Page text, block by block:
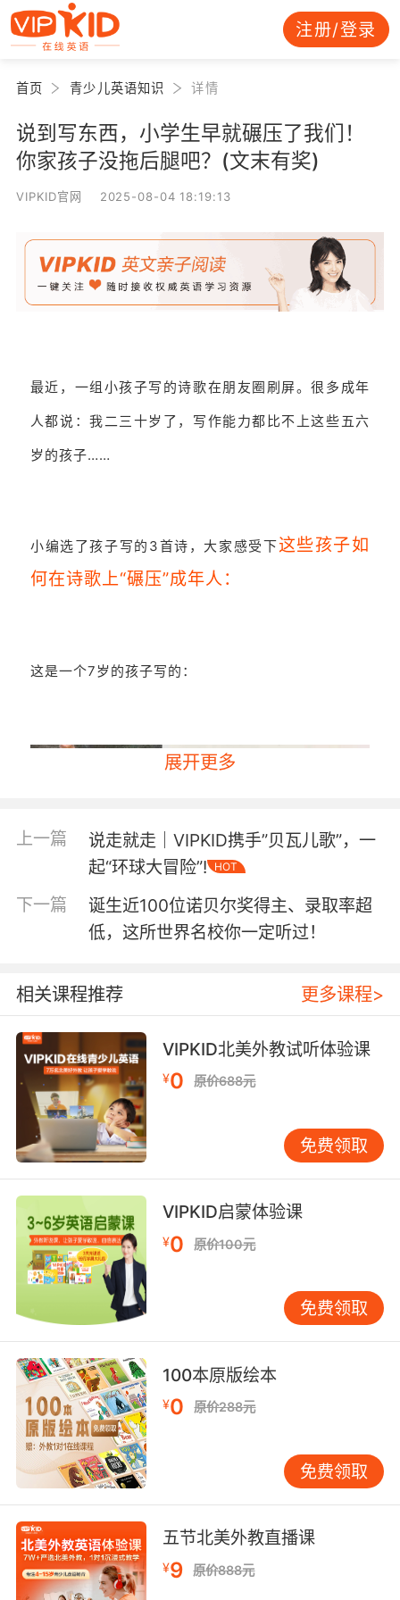
注册/登录
首页 青少儿英语知识 详情
说到写东西，小学生早就碾压了我们！
你家孩子没拖后腿吧？(文末有奖)
VIPKID官网 2025-08-04 18:19:13
最近，一组小孩子写的诗歌在朋友圈刷屏。很多成年
人都说：我二三十岁了，写作能力都比不上这些五六
岁的孩子……
小编选了孩子写的3首诗，大家感受下这些孩子如
何在诗歌上“碾压”成年人：
这是一个7岁的孩子写的：
相比之下，小编看到“灯”，只能想到“天黑了，快给我
开灯”……
再看一个8岁孩子的诗：
展开更多
上一篇
说走就走｜VIPKID携手”贝瓦儿歌”，一
起“环球大冒险”!
HOT
下一篇
诞生近100位诺贝尔奖得主、录取率超
低，这所世界名校你一定听过！
相关课程推荐 更多课程>
VIPKID北美外教试听体验课
¥0 原价688元
免费领取
VIPKID启蒙体验课
¥0 原价100元
免费领取
100本原版绘本
¥0 原价288元
免费领取
五节北美外教直播课
¥9 原价888元